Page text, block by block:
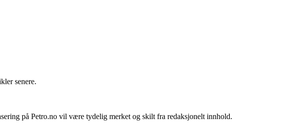
senere.
på Petro.no vil være tydelig merket og skilt fra redaksjonelt innhold.